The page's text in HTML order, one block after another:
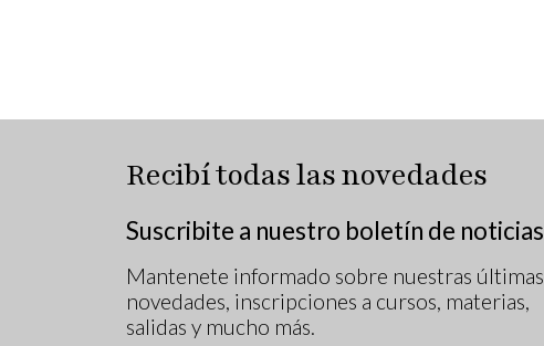
Recibí todas las novedades
Suscribite a nuestro boletín de noticias
Mantenete informado sobre nuestras últimas
novedades, inscripciones a cursos, materias,
salidas y mucho más.